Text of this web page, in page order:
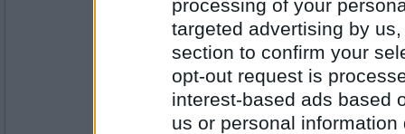
processing of your
targeted advertising by
section to confirm your
opt-out request is
interest-based ads based
us or personal
Antal inlägg: 666
tysken69